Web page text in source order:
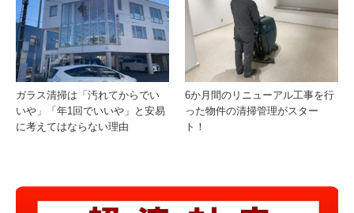
ガラス清掃は「汚れてからでい
いや」「年1回でいいや」と安易
に考えてはならない理由
6か月間のリニューアル工事を行
った物件の清掃管理がスター
ト！